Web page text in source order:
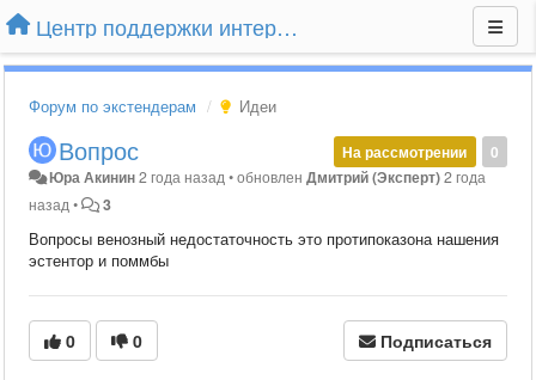
Центр поддержки интернет-магазина Extender24.ru
Форум по экстендерам Идеи
0
На рассмотрении
Вопрос
Юра Акинин2 года назад•обновленДмитрий (Эксперт)2 года
назад• 3
Вопросы венозный недостаточность это протипоказона нашения
эстентор и поммбы
0 0 Подписаться